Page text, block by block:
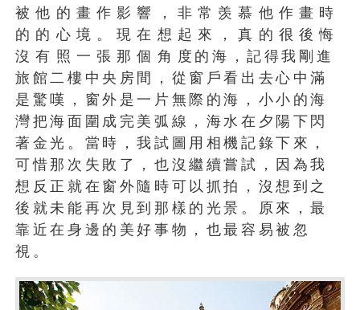
被他的畫作影響，非常羡慕他作畫時
的的心境。現在想起來，真的很後悔
沒有照一張那個角度的海，記得我剛進
旅館二樓中央房間，從窗戶看出去心中滿
是驚嘆，窗外是一片無際的海，小小的海
灣把海面圍成完美弧線，海水在夕陽下閃
著金光。當時，我試圖用相機記錄下來，
可惜那次失敗了，也沒繼續嘗試，因為我
想反正就在窗外隨時可以抓拍，沒想到之
後就未能再次見到那樣的光景。原來，最
靠近在身邊的美好事物，也最容易被忽
視。